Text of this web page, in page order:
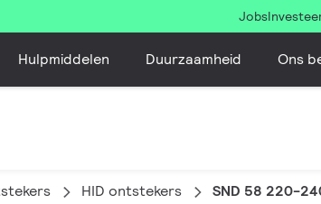
Jobs
Hulpmiddelen Duurzaamheid Ons
HID ontstekers SND 58 220-